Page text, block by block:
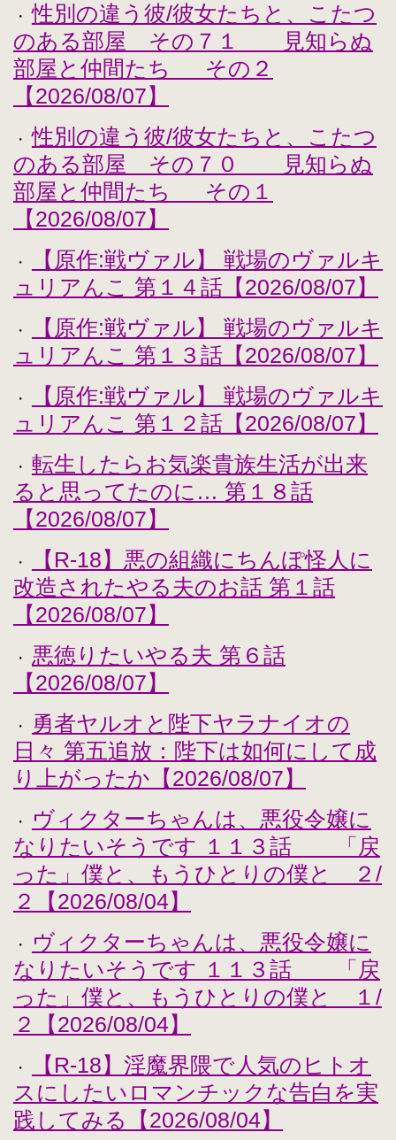
・
性別の違う彼/彼女たちと、こたつ
のある部屋 その７１ 見知らぬ
部屋と仲間たち その２
【2026/08/07】
・
性別の違う彼/彼女たちと、こたつ
のある部屋 その７０ 見知らぬ
部屋と仲間たち その１
【2026/08/07】
・
【原作:戦ヴァル】 戦場のヴァルキ
ュリアんこ 第１４話【2026/08/07】
・
【原作:戦ヴァル】 戦場のヴァルキ
ュリアんこ 第１３話【2026/08/07】
・
【原作:戦ヴァル】 戦場のヴァルキ
ュリアんこ 第１２話【2026/08/07】
・
転生したらお気楽貴族生活が出来
ると思ってたのに… 第１８話
【2026/08/07】
・
【R-18】悪の組織にちんぽ怪人に
改造されたやる夫のお話 第１話
【2026/08/07】
・
悪徳りたいやる夫 第６話
【2026/08/07】
・
勇者ヤルオと陛下ヤラナイオの
日々 第五追放：陛下は如何にして成
り上がったか【2026/08/07】
・
ヴィクターちゃんは、悪役令嬢に
なりたいそうです １１３話 「戻
った」僕と、もうひとりの僕と ２/
２【2026/08/04】
・
ヴィクターちゃんは、悪役令嬢に
なりたいそうです １１３話 「戻
った」僕と、もうひとりの僕と １/
２【2026/08/04】
・
【R-18】淫魔界隈で人気のヒトオ
スにしたいロマンチックな告白を実
践してみる【2026/08/04】